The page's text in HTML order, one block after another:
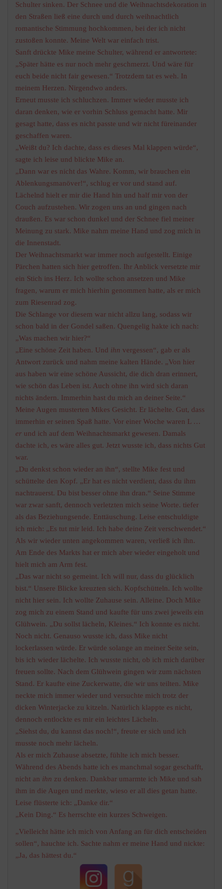
Schulter sinken. Der Schnee und die Weihnachtsdekoration in
den Straßen ließ eine durch und durch weihnachtlich
romantische Stimmung hochkommen, bei der ich nicht
zustoßen konnte. Meine Welt war einfach trist.
Sanft drückte Mike meine Schulter, während er antwortete:
„Später hätte es nur noch mehr geschmerzt. Und wäre für
euch beide nicht fair gewesen.“ Trotzdem tat es weh. In
meinem Herzen. Nirgendwo anders.
Erneut musste ich schluchzen. Immer wieder musste ich
daran denken, wie er vorhin Schluss gemacht hatte. Mir
gesagt hatte, dass es nicht passte und wir nicht füreinander
geschaffen waren.
„Weißt du? Ich dachte, dass es dieses Mal klappen würde“,
sagte ich leise und blickte Mike an.
„Dann war es nicht das Wahre. Komm, wir brauchen ein
Ablenkungsmanöver!“, schlug er vor und stand auf.
Lächelnd hielt er mir die Hand hin und half mir von der
Couch aufzustehen. Wir zogen uns an und gingen nach
draußen. Es war schon dunkel und der Schnee fiel meiner
Meinung zu stark. Mike nahm meine Hand und zog mich in
die Innenstadt.
Der Weihnachtsmarkt war immer noch aufgestellt. Einige
Pärchen hatten sich hier getroffen. Ihr Anblick versetzte mir
ein Stich ins Herz. Ich wollte schon ansetzen und Mike
fragen, warum er mich hierhin genommen hatte, als er mich
zum Riesenrad zog.
Die Schlange vor diesem war nicht allzu lang, sodass wir
schon bald in der Gondel saßen. Quengelig hakte ich nach:
„Was machen wir hier?“
„Eine schöne Zeit haben. Und ihn vergessen“, gab er als
Antwort zurück und nahm meine kalten Hände. „Von hier
aus haben wir eine schöne Aussicht, die dich dran erinnert,
wie schön das Leben ist. Auch ohne ihn wird sich daran
nichts ändern. Immerhin hast du mich an deiner Seite.“
Meine Augen musterten Mikes Gesicht. Er lächelte. Gut, dass
immerhin er seinen Spaß hatte. Vor einer Woche waren L …
er und ich auf dem Weihnachtsmarkt gewesen. Damals
dachte ich, es wäre alles gut. Jetzt wusste ich, dass nichts Gut
war.
„Du denkst schon wieder an ihn“, stellte Mike fest und
schüttelte den Kopf. „Er hat es nicht verdient, dass du ihm
nachtrauerst. Du bist besser ohne ihn dran.“ Seine Stimme
war zwar sanft, dennoch verletzten mich seine Worte. tiefer
als das Beziehungsende. Enttäuschung. Leise entschuldigte
ich mich: „Es tut mir leid. Ich habe deine Zeit verschwendet.“
Als wir wieder unten angekommen waren, verließ ich ihn.
Am Ende des Markts hat er mich aber wieder eingeholt und
hielt mich am Arm fest.
„Das war nicht so gemeint. Ich will nur, dass du glücklich
bist.“ Unsere Blicke kreuzten sich. Kopfschütteln. Ich wollte
nicht hier sein. Ich wollte Zuhause sein. Alleine. Doch Mike
zog mich zu einem Stand und kaufte für uns zwei jeweils ein
Glühwein. „Du sollst lächeln, Kleines.“ Ich konnte es nicht.
Noch nicht. Genauso wusste ich, dass Mike nicht
lockerlassen würde. Er würde solange an meiner Seite sein,
bis ich wieder lächelte. Ich wusste nicht, ob ich mich darüber
freuen sollte. Nach dem Glühwein gingen wir zum nächsten
Stand. Er kaufte eine Zuckerwatte, die wir uns teilten. Mike
neckte mich immer wieder und versuchte mich trotz der
dicken Winterjacke zu kitzeln. Natürlich klappte es nicht,
dennoch entlockte es mir ein leichtes Lächeln.
„Siehst du, du kannst das noch!“, freute er sich und ich
musste noch mehr lächeln.
Als er mich Zuhause absetzte, fühlte ich mich besser.
Während des Abends hatte ich es manchmal sogar geschafft,
nicht an ihn zu denken. Dankbar umarmte ich Mike und sah
ihm in die Augen und merkte, wieso er all dies getan hatte.
Leise flüsterte ich: „Danke dir.“
„Kein Ding.“ Es herrschte ein kurzes Schweigen.
„Vielleicht hätte ich mich von Anfang an für dich entscheiden
sollen“, hauchte ich. Sachte nahm er meine Hand und nickte:
„Ja, das hättest du.“